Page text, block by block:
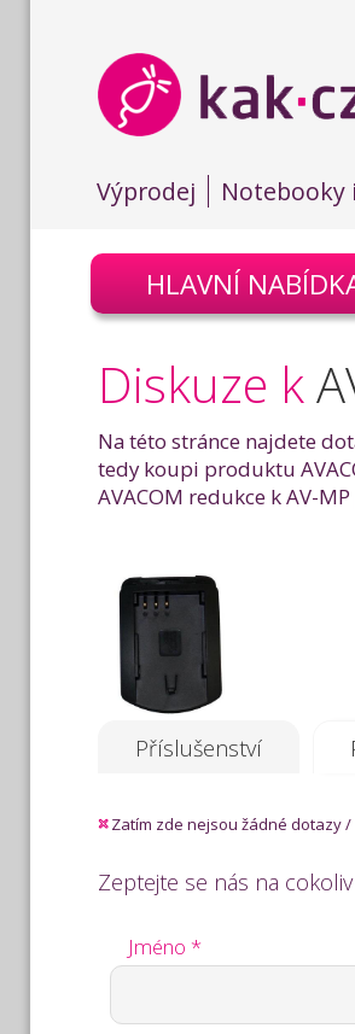
Výprodej Notebooky
HLAVNÍ
Diskuze k
Na této stránce najdete
tedy koupi produktu
AVACOM redukce k AV-
Příslušenství
Zatím zde nejsou žádné dotazy
Zeptejte se nás na
Jméno *